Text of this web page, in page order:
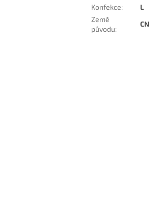
Konfekce:
L
Země
původu:
CN